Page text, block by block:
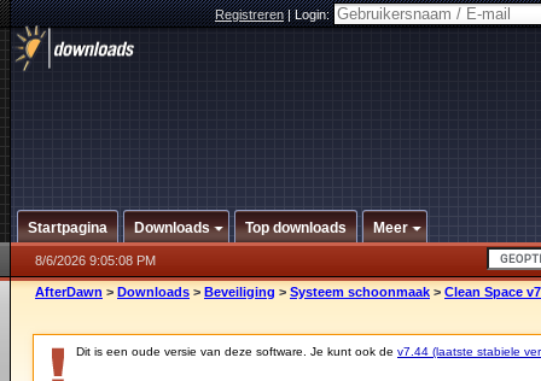
Registreren|Login:
Startpagina Downloads Top downloads Meer
8/6/2026 9:05:08 PM
AfterDawn > Downloads > Beveiliging > Systeem schoonmaak > Clean Space
Dit is een oude versie van deze software. Je kunt ook de v7.44 (laatste stabiele